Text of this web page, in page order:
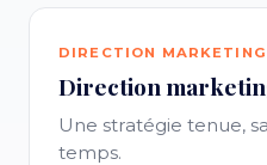
DIRECTION MARKETING
Direction
Une stratégie tenue,
temps.